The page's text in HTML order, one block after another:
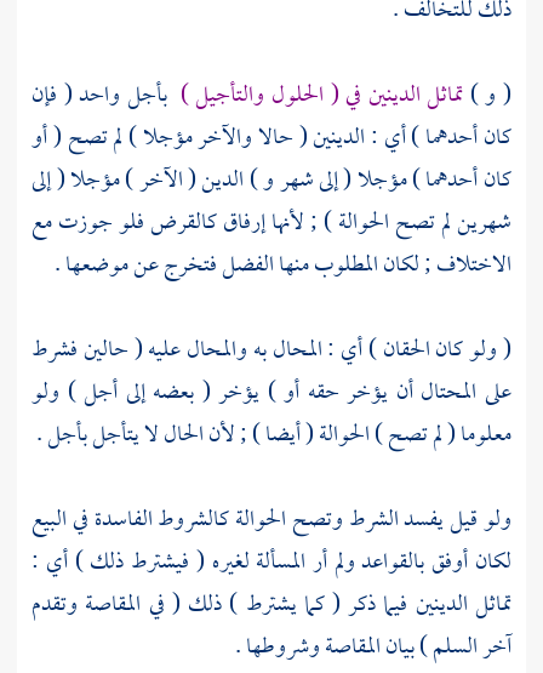
ذلك للتخالف .
( و )تماثل الدينين في ( الحلول والتأجيل ) بأجل واحد ( فإن
كان أحدهما ) أي : الدينين ( حالا والآخر مؤجلا ) لم تصح ( أو
كان أحدهما ) مؤجلا ( إلى شهر و ) الدين ( الآخر ) مؤجلا ( إلى
شهرين لم تصح الحوالة ) ; لأنها إرفاق كالقرض فلو جوزت مع
الاختلاف ; لكان المطلوب منها الفضل فتخرج عن موضعها .
( ولو كان الحقان ) أي : المحال به والمحال عليه ( حالين فشرط
على المحتال أن يؤخر حقه أو ) يؤخر ( بعضه إلى أجل ) ولو
معلوما ( لم تصح ) الحوالة ( أيضا ) ; لأن الحال لا يتأجل بأجل .
ولو قيل يفسد الشرط وتصح الحوالة كالشروط الفاسدة في البيع
لكان أوفق بالقواعد ولم أر المسألة لغيره ( فيشترط ذلك ) أي :
تماثل الدينين فيما ذكر ( كما يشترط ) ذلك ( في المقاصة وتقدم
آخر السلم ) بيان المقاصة وشروطها .